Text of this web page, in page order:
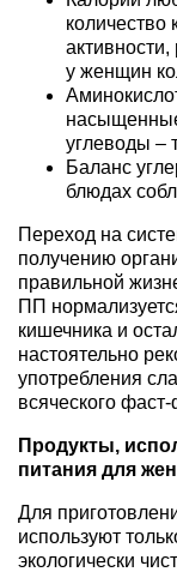
количество
у женщин
углеводы –
Баланс
блюдах
Переход на
получению
правильной
ПП
кишечника и
настоятельно
употребления
всяческого
Продукты,
питания для
Для
используют
экологически